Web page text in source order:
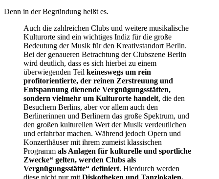
Denn in der Begründung heißt es.
Auch die zahlreichen Clubs und weitere musikalische
Kulturorte sind ein wichtiges Indiz für die große
Bedeutung der Musik für den Kreativstandort Berlin.
Bei der genaueren Betrachtung der Clubszene Berlin
wird deutlich, dass es sich hierbei zu einem
überwiegenden Teil keineswegs um rein
profitorientierte, der reinen Zerstreuung und
Entspannung dienende Vergnügungsstätten,
sondern vielmehr um Kulturorte handelt, die den
Besuchern Berlins, aber vor allem auch den
Berlinerinnen und Berlinern das große Spektrum, und
den großen kulturellen Wert der Musik verdeutlichen
und erfahrbar machen. Während jedoch Opern und
Konzerthäuser mit ihrem zumeist klassischen
Programm als Anlagen für kulturelle und sportliche
Zwecke“ gelten, werden Clubs als
Vergnügungsstätte“ definiert. Hierdurch werden
diese nicht nur mit Diskotheken und Tanzlokalen,